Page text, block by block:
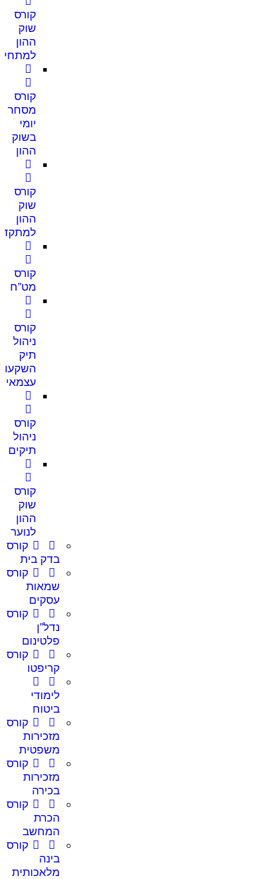
קורס
שוק
ההון
קורס
מסחר
יומי
בשוק
ההון
קורס
שוק
ההון
קורס
מט”ח
קורס
ניהול
תיק
עצמאי
קורס
ניהול
תיקים
קורס
שוק
ההון
לנוער
קורס
בדק בית
קורס
שמאות
עסקים
קורס
נדל”ן
פלטינום
קורס
קריפטו
לימודי
ביטוח
קורס
מזכירות
משפטית
קורס
מזכירות
בכירה
קורס
הכרת
המחשב
קורס
בינה
מלאכותית